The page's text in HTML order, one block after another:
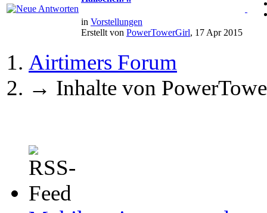
in Vorstellungen
Erstellt von PowerTowerGirl, 17 Apr 2015
Airtimers Forum
→ Inhalte von